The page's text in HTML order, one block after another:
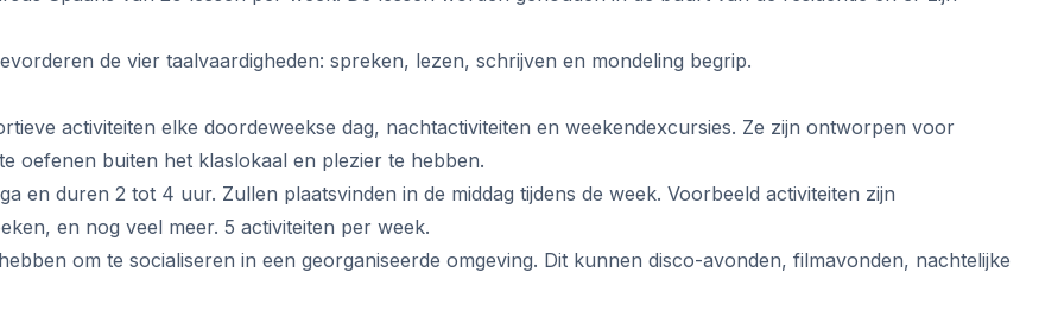
jaar)
de vier taalvaardigheden: spreken, lezen, schrijven en mondeling begrip.
activiteiten elke doordeweekse dag, nachtactiviteiten en weekendexcursies. Ze zijn ontworpen voor
oefenen buiten het klaslokaal en plezier te hebben.
en duren 2 tot 4 uur. Zullen plaatsvinden in de middag tijdens de week. Voorbeeld activiteiten zijn
en nog veel meer. 5 activiteiten per week.
om te socialiseren in een georganiseerde omgeving. Dit kunnen disco-avonden, filmavonden, nachtelijke